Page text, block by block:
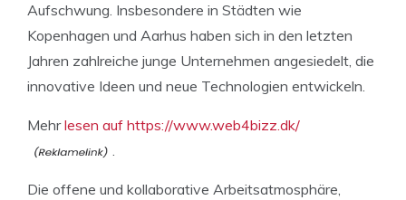
Aufschwung. Insbesondere in Städten wie
Kopenhagen und Aarhus haben sich in den letzten
Jahren zahlreiche junge Unternehmen angesiedelt, die
innovative Ideen und neue Technologien entwickeln.
Mehrlesen auf https://www.web4bizz.dk/
Die offene und kollaborative Arbeitsatmosphäre,